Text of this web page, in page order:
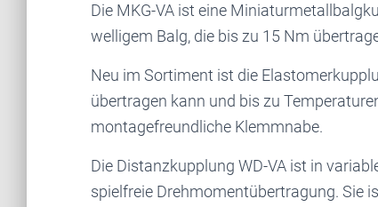
Die MKG-VA ist eine
welligem Balg, die bis zu 15 Nm
Neu im Sortiment ist die
übertragen kann und bis zu
montagefreundliche Klemmnabe.
Die Distanzkupplung WD-VA ist in
spielfreie Drehmomentübertragung. Sie